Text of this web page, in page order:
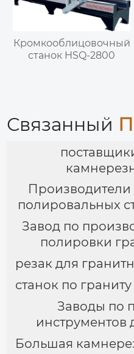
Кромкооблицовочный
станок HSQ-2800
Связанный
полировальных
Завод по
полировки
резак для
станок по
Заводы по
инструментов
Большая